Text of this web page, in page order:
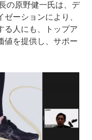
の原野健一氏は、デ
ーションにより、
る人にも、トップア
値を提供し、サポー